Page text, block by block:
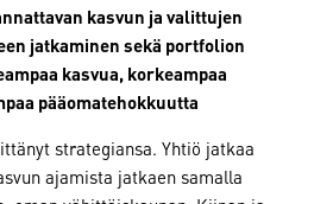
kasvun ja valittujen
jatkaminen sekä portfolion
kasvua, korkeampaa
pääomatehokkuutta
strategiansa. Yhtiö jatkaa
ajamista jatkaen samalla